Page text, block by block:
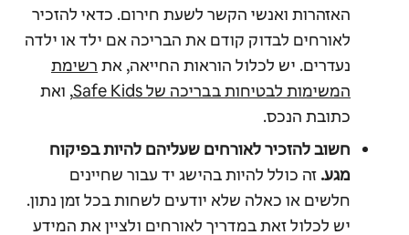
האזהרות ואנשי הקשר לשעת חירום. כדאי להזכיר
לאורחים לבדוק קודם את הבריכה אם ילד או ילדה
נעדרים. יש לכלול הוראות החייאה, את רשימת
המשימות לבטיחות בבריכה של Safe Kids
, ואת
כתובת הנכס.
חשוב להזכיר לאורחים שעליהם להיות בפיקוח
מגע. זה כולל להיות בהישג יד עבור שחיינים
חלשים או כאלה שלא יודעים לשחות בכל זמן נתון.
יש לכלול זאת במדריך לאורחים ולציין את המידע